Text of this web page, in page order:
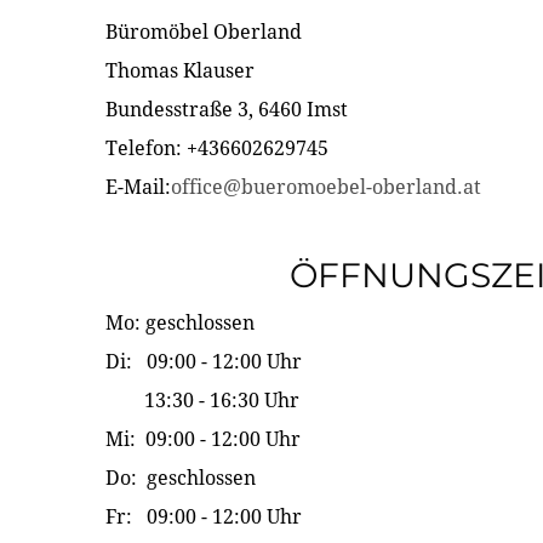
Büromöbel Oberland
Thomas Klauser
Bundesstraße 3, 6460 Imst
Telefon: +436602629745
E-Mail:office@bueromoebel-oberland.at
Mo: geschlossen
Di: 09:00 - 12:00 Uhr
13:30 - 16:30 Uhr
Mi: 09:00 - 12:00 Uhr
Do: geschlossen
Fr: 09:00 - 12:00 Uhr